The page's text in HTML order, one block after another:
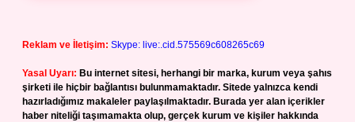
Reklam ve İletişim: Skype: live:.cid.575569c608265c69
Yasal Uyarı: Bu internet sitesi, herhangi bir marka, kurum veya şahıs
şirketi ile hiçbir bağlantısı bulunmamaktadır. Sitede yalnızca kendi
hazırladığımız makaleler paylaşılmaktadır. Burada yer alan içerikler
haber niteliği taşımamakta olup, gerçek kurum ve kişiler hakkında